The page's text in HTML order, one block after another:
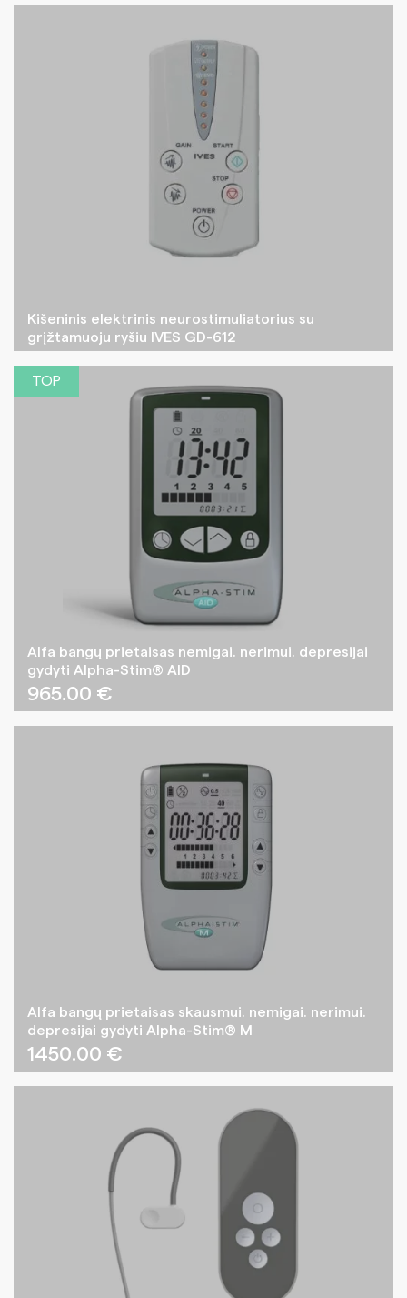
Kišeninis elektrinis neurostimuliatorius su
grįžtamuoju ryšiu IVES GD-612
TOP
Alfa bangų prietaisas nemigai. nerimui. depresijai
gydyti Alpha-Stim® AID
965.00 €
Alfa bangų prietaisas skausmui. nemigai. nerimui.
depresijai gydyti Alpha-Stim® M
1450.00 €